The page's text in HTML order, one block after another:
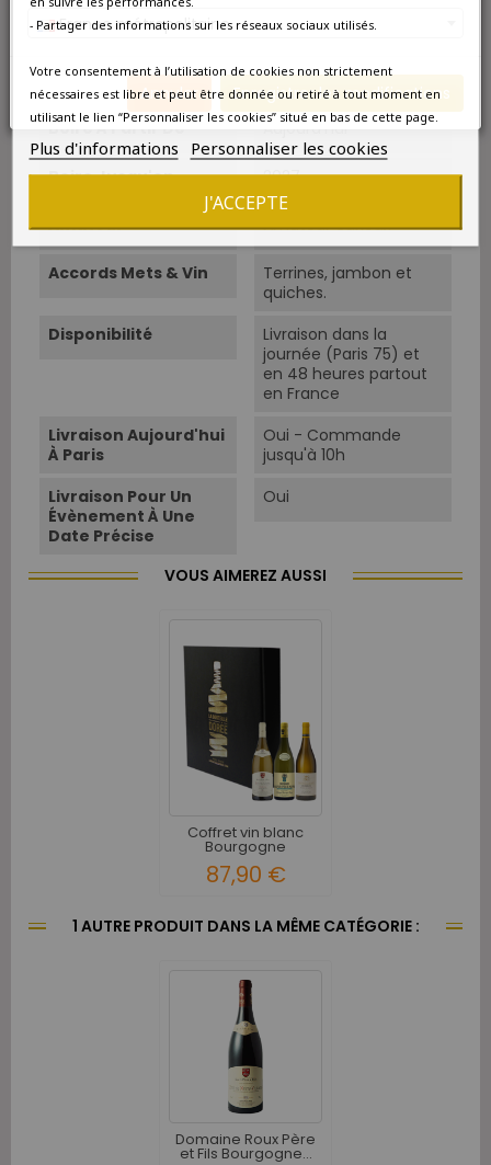
France métropolitaine
Annuler Enregistrer les modifications
Elevage
chêne de 3 ans.
Température De
Service
10°C-12°C.
Boire À Partir De Aujourd'hui
Boire Jusqu'en 2027
Amateur Amateur curieux
Accords Mets & Vin
Terrines, jambon et
quiches.
Disponibilité
Livraison dans la
journée (Paris 75) et
en 48 heures partout
en France
Livraison Aujourd'hui
À Paris
Oui - Commande
jusqu'à 10h
Livraison Pour Un
Évènement À Une
Date Précise
Oui
VOUS AIMEREZ AUSSI
Coffret vin blanc
Bourgogne
Découverte 3...
87,90 €
1 AUTRE PRODUIT DANS LA MÊME CATÉGORIE :
Domaine Roux Père
et Fils Bourgogne...
- Partager des informations sur les réseaux sociaux utilisés.
Votre consentement à l’utilisation de cookies non strictement
nécessaires est libre et peut être donnée ou retiré à tout moment en
utilisant le lien “Personnaliser les cookies” situé en bas de cette page.
Plus d'informations Personnaliser les cookies
J'ACCEPTE